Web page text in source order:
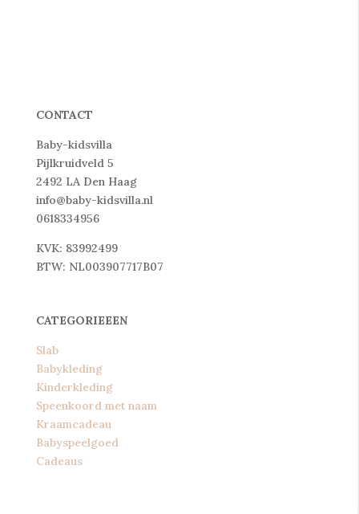
CONTACT
Baby-kidsvilla
Pijlkruidveld 5
2492 LA Den Haag
info@baby-kidsvilla.nl
0618334956
KVK: 83992499
BTW: NL003907717B07
CATEGORIEEEN
Slab
Babykleding
Kinderkleding
Speenkoord met naam
Kraamcadeau
Babyspeelgoed
Cadeaus